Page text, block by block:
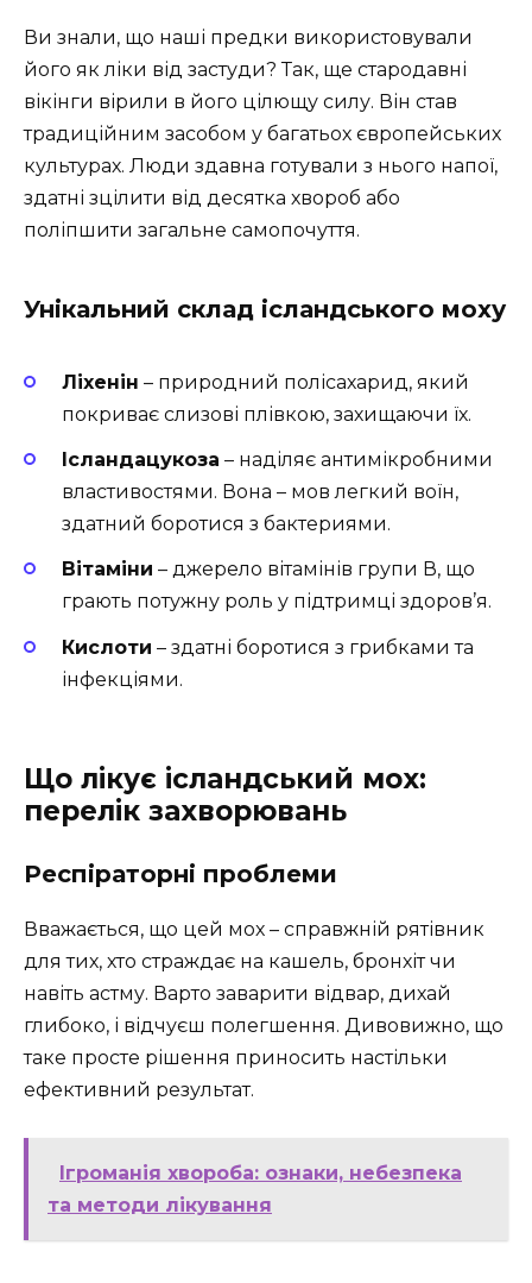
Ви знали, що наші предки використовували
його як ліки від застуди? Так, ще стародавні
вікінги вірили в його цілющу силу. Він став
традиційним засобом у багатьох європейських
культурах. Люди здавна готували з нього напої,
здатні зцілити від десятка хвороб або
поліпшити загальне самопочуття.
Унікальний склад ісландського моху
Ліхенін – природний полісахарид, який
покриває слизові плівкою, захищаючи їх.
Ісландацукоза – наділяє антимікробними
властивостями. Вона – мов легкий воїн,
здатний боротися з бактериями.
Вітаміни – джерело вітамінів групи В, що
грають потужну роль у підтримці здоров’я.
Кислоти – здатні боротися з грибками та
інфекціями.
Що лікує ісландський мох:
перелік захворювань
Респіраторні проблеми
Вважається, що цей мох – справжній рятівник
для тих, хто страждає на кашель, бронхіт чи
навіть астму. Варто заварити відвар, дихай
глибоко, і відчуєш полегшення. Дивовижно, що
таке просте рішення приносить настільки
ефективний результат.
Ігроманія хвороба: ознаки, небезпека
та методи лікування